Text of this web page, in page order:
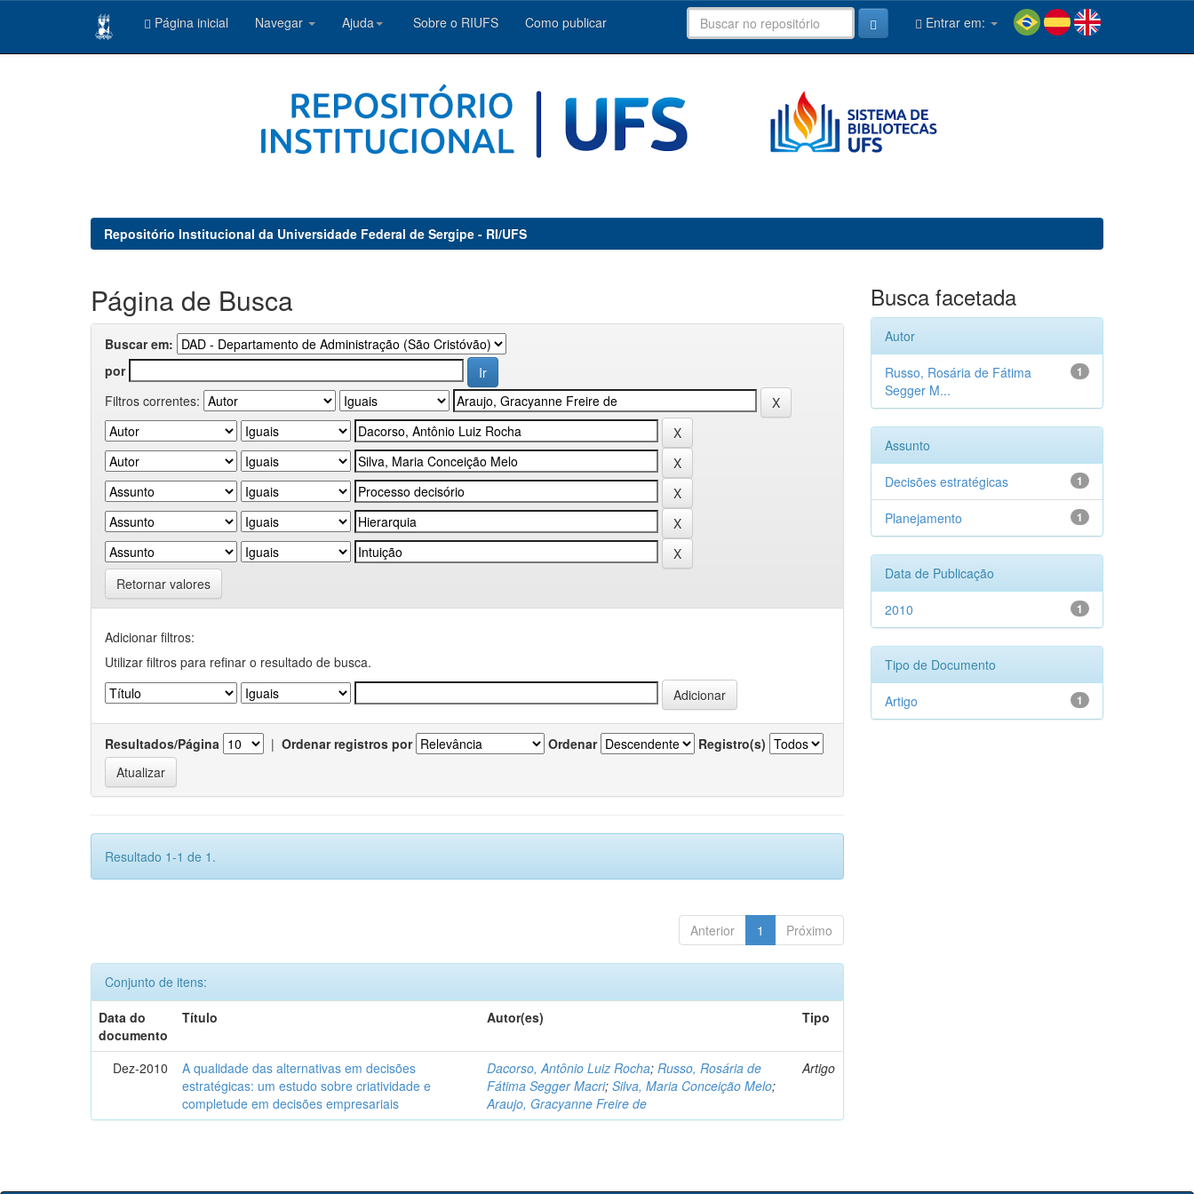
Página inicial Navegar Ajuda Sobre o RIUFS Como publicar Entrar em:
Repositório Institucional da Universidade Federal de Sergipe - RI/UFS
Página de Busca
Buscar em:
por
Filtros correntes:
Retornar valores
Adicionar filtros:
Utilizar filtros para refinar o resultado de busca.
Resultados/Página | Ordenar registros por Ordenar Registro(s)
Resultado 1-1 de 1.
Anterior 1 Próximo
Conjunto de itens:
Data do
documento
Título Autor(es) Tipo
Dez-2010
A qualidade das alternativas em decisões
estratégicas: um estudo sobre criatividade e
completude em decisões empresariais
Dacorso, Antônio Luiz Rocha;Russo, Rosária de
Fátima Segger Macri;Silva, Maria Conceição Melo;
Araujo, Gracyanne Freire de
Artigo
Busca facetada
Autor
1
Russo, Rosária de Fátima
Segger M...
Assunto
1
Decisões estratégicas
1
Planejamento
Data de Publicação
1
2010
Tipo de Documento
1
Artigo